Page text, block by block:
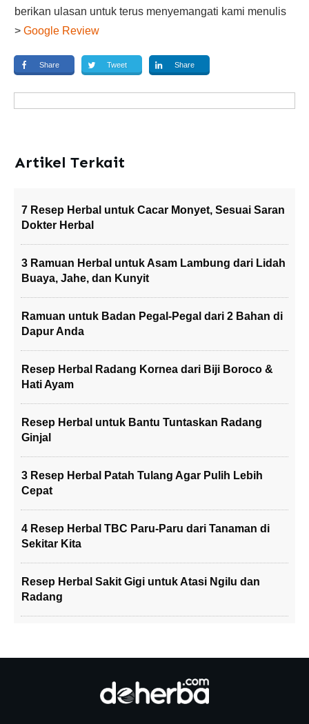
berikan ulasan untuk terus menyemangati kami menulis
> Google Review
Share Tweet Share
Artikel Terkait
7 Resep Herbal untuk Cacar Monyet, Sesuai Saran
Dokter Herbal
3 Ramuan Herbal untuk Asam Lambung dari Lidah
Buaya, Jahe, dan Kunyit
Ramuan untuk Badan Pegal-Pegal dari 2 Bahan di
Dapur Anda
Resep Herbal Radang Kornea dari Biji Boroco &
Hati Ayam
Resep Herbal untuk Bantu Tuntaskan Radang
Ginjal
3 Resep Herbal Patah Tulang Agar Pulih Lebih
Cepat
4 Resep Herbal TBC Paru-Paru dari Tanaman di
Sekitar Kita
Resep Herbal Sakit Gigi untuk Atasi Ngilu dan
Radang